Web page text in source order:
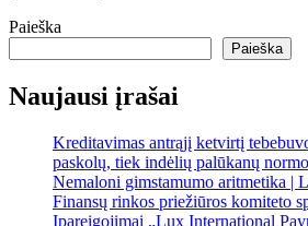
Paieška
Paieška
Naujausi įrašai
Kreditavimas antrąjį ketvirtį
paskolų, tiek indėlių palūkanų
Nemaloni gimstamumo aritmetika |
Finansų rinkos priežiūros komiteto
Įpareigojimai „Lux International